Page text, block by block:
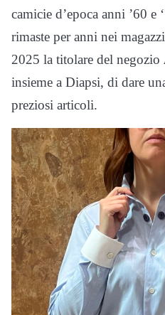
camicie d’epoca anni ’60
rimaste per anni nei
2025 la titolare del negozio
insieme a Diapsi, di dare
preziosi articoli.